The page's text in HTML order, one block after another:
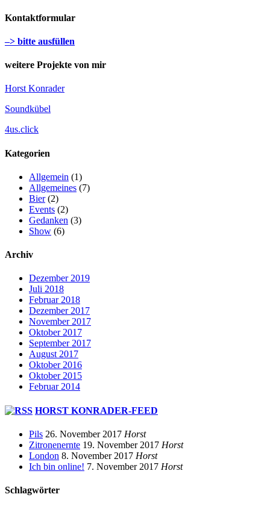
Kontaktformular
–> bitte ausfüllen
weitere Projekte von mir
Horst Konrader
Soundkübel
4us.click
Kategorien
Allgemein (1)
Allgemeines (7)
Bier(2)
Events (2)
Gedanken (3)
Show (6)
Archiv
Dezember 2019
Juli 2018
Februar 2018
Dezember 2017
November 2017
Oktober 2017
September 2017
August 2017
Oktober 2016
Oktober 2015
Februar 2014
HORST KONRADER-FEED
Pils 26. November 2017 Horst
Zitronenernte 19. November 2017 Horst
London 8. November 2017 Horst
Ich bin online! 7. November 2017 Horst
Schlagwörter